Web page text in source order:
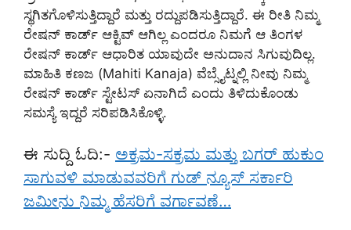
ಸ್ಥಗಿತಗೊಳಿಸುತ್ತಿದ್ದಾರೆ ಮತ್ತು ರದ್ದುಪಡಿಸುತ್ತಿದ್ದಾರೆ. ಈ ರೀತಿ ನಿಮ್ಮ
ರೇಷನ್ ಕಾರ್ಡ್ ಆಕ್ಟಿವ್ ಆಗಿಲ್ಲ ಎಂದರೂ ನಿಮಗೆ ಆ ತಿಂಗಳ
ರೇಷನ್ ಕಾರ್ಡ್ ಆಧಾರಿತ ಯಾವುದೇ ಅನುದಾನ ಸಿಗುವುದಿಲ್ಲ.
ಮಾಹಿತಿ ಕಣಜ (Mahiti Kanaja) ವೆಬ್ಸೈಟ್ನಲ್ಲಿ ನೀವು ನಿಮ್ಮ
ರೇಷನ್ ಕಾರ್ಡ್ ಸ್ಟೇಟಸ್ ಏನಾಗಿದೆ ಎಂದು ತಿಳಿದುಕೊಂಡು
ಸಮಸ್ಯೆ ಇದ್ದರೆ ಸರಿಪಡಿಸಿಕೊಳ್ಳಿ.
ಈ ಸುದ್ದಿ ಓದಿ:- ಅಕ್ರಮ-ಸಕ್ರಮ ಮತ್ತು ಬಗರ್ ಹುಕುಂ
ಸಾಗುವಳಿ ಮಾಡುವವರಿಗೆ ಗುಡ್ ನ್ಯೂಸ್ ಸರ್ಕಾರಿ
ಜಮೀನು ನಿಮ್ಮ ಹೆಸರಿಗೆ ವರ್ಗಾವಣೆ…